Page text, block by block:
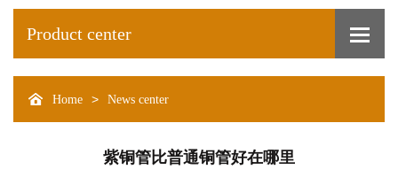
Product center
Home > News center
紫铜管比普通铜管好在哪里